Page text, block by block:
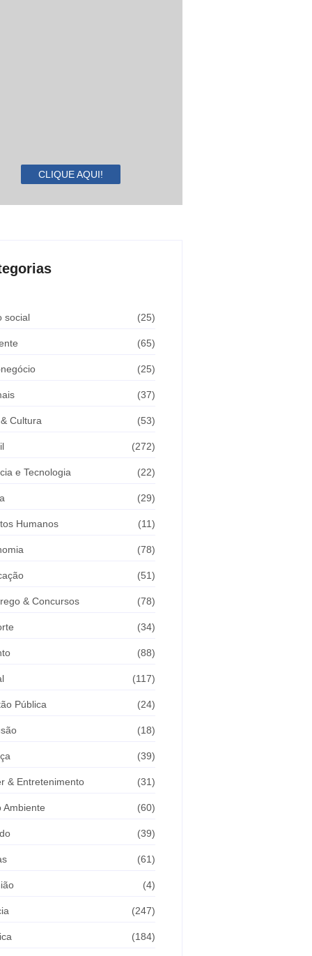
CLIQUE AQUI!
social (25)
(65)
(25)
(37)
Cultura (53)
(272)
e Tecnologia (22)
(29)
Humanos (11)
(78)
(51)
& Concursos (78)
(34)
(88)
(117)
Pública (24)
(18)
(39)
& Entretenimento (31)
Ambiente (60)
(39)
(61)
(4)
(247)
(184)